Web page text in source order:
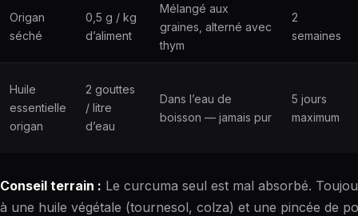
Origan
séché
0,5 g / kg
d’aliment
Mélangé aux
graines, alterné avec
thym
2
semaines
Huile
essentielle
origan
2 gouttes
/ litre
d’eau
Dans l’eau de
boisson — jamais pur
5 jours
maximum
Conseil terrain : Le curcuma seul est mal absorbé.
à une huile végétale (tournesol, colza) et une pincée de